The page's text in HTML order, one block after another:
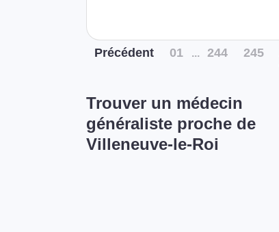
Précédent 01 ... 244 245
Trouver un médecin
généraliste proche de
Villeneuve-le-Roi